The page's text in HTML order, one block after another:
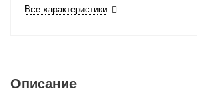
Все характеристики
Описание